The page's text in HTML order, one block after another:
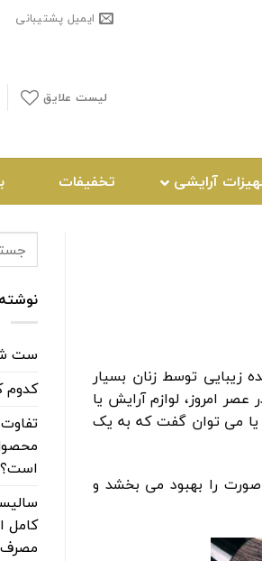
ایمیل پشتیبانی
لیست علایق
آرایشی تخفیفات
زیبایی توسط زنان بسیار
امروز، لوازم آرایش یا
یا می توان گفت که به یک
را بهبود می بخشد و
ست
کدوم
است؟
کامل
مصرف